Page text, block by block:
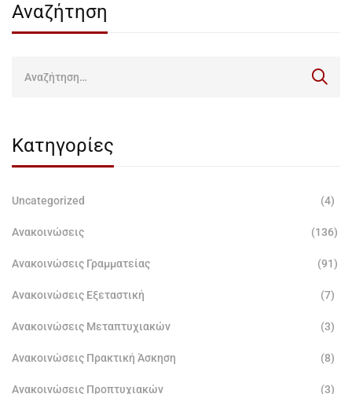
Αναζήτηση
Κατηγορίες
Uncategorized (4)
Ανακοινώσεις (136)
Ανακοινώσεις Γραμματείας (91)
Ανακοινώσεις Εξεταστική (7)
Ανακοινώσεις Μεταπτυχιακών (3)
Ανακοινώσεις Πρακτική Άσκηση (8)
Ανακοινώσεις Προπτυχιακών (3)